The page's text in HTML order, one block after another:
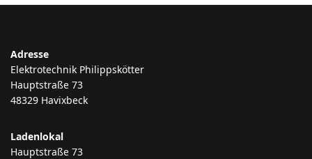
Adresse
Elektrotechnik Philippskötter
Hauptstraße 73
48329 Havixbeck
Ladenlokal
Hauptstraße 73